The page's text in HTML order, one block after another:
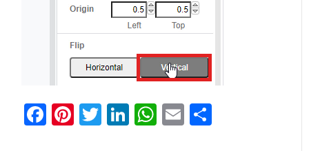
Facebook
Pinterest
Twitter
LinkedIn
WhatsApp
Email